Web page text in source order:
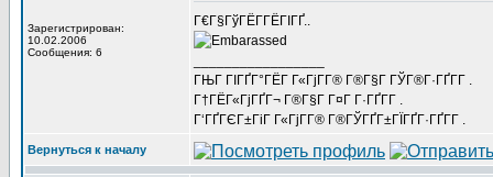
Зарегистрирован:
10.02.2006
Сообщения: 6
Г€Г§ГўГЁГ­ГЁГІГҐ..
ГЊГ ГІГҐГ°ГЁГ Г«ГјГ­Г® Г®Г§Г ГЎГ®Г·ГҐГ­Г .
Г†ГЁГ«ГјГҐГ¬ Г®Г§Г Г¤Г Г·ГҐГ­Г .
Г‘ГҐГЄГ±ГіГ Г«ГјГ­Г® Г®ГЎГҐГ±ГЇГҐГ·ГҐГ­Г .
Вернуться к началу